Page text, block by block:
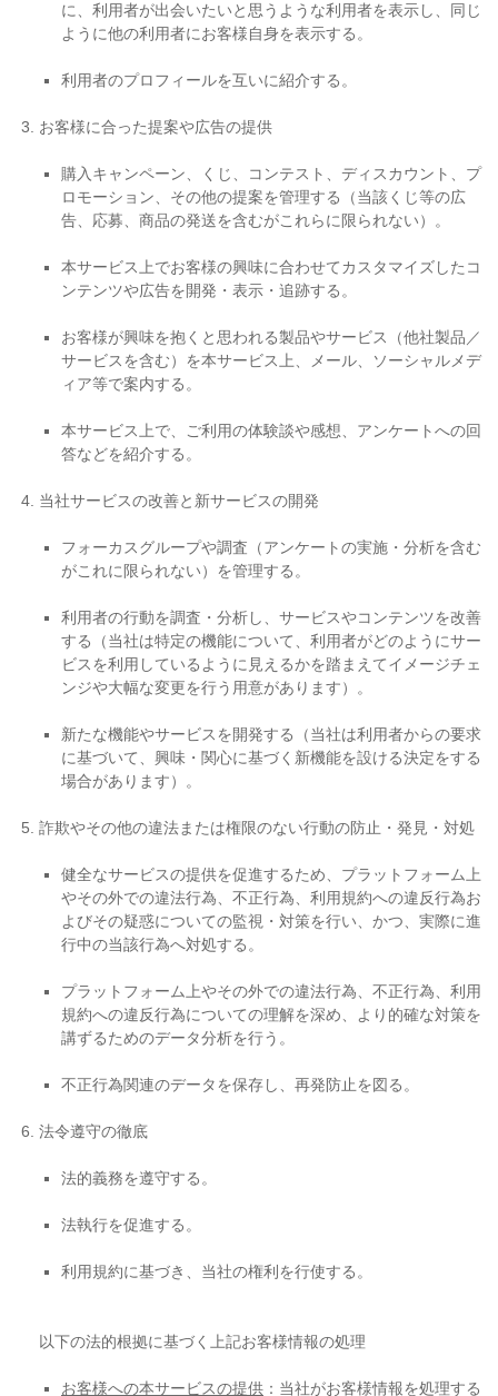
に、利用者が出会いたいと思うような利用者を表示し、同じ
ように他の利用者にお客様自身を表示する。
利用者のプロフィールを互いに紹介する。
お客様に合った提案や広告の提供
購入キャンペーン、くじ、コンテスト、ディスカウント、プ
ロモーション、その他の提案を管理する（当該くじ等の広
告、応募、商品の発送を含むがこれらに限られない）。
本サービス上でお客様の興味に合わせてカスタマイズしたコ
ンテンツや広告を開発・表示・追跡する。
お客様が興味を抱くと思われる製品やサービス（他社製品／
サービスを含む）を本サービス上、メール、ソーシャルメデ
ィア等で案内する。
本サービス上で、ご利用の体験談や感想、アンケートへの回
答などを紹介する。
当社サービスの改善と新サービスの開発
フォーカスグループや調査（アンケートの実施・分析を含む
がこれに限られない）を管理する。
利用者の行動を調査・分析し、サービスやコンテンツを改善
する（当社は特定の機能について、利用者がどのようにサー
ビスを利用しているように見えるかを踏まえてイメージチェ
ンジや大幅な変更を行う用意があります）。
新たな機能やサービスを開発する（当社は利用者からの要求
に基づいて、興味・関心に基づく新機能を設ける決定をする
場合があります）。
詐欺やその他の違法または権限のない行動の防止・発見・対処
健全なサービスの提供を促進するため、プラットフォーム上
やその外での違法行為、不正行為、利用規約への違反行為お
よびその疑惑についての監視・対策を行い、かつ、実際に進
行中の当該行為へ対処する。
プラットフォーム上やその外での違法行為、不正行為、利用
規約への違反行為についての理解を深め、より的確な対策を
講ずるためのデータ分析を行う。
不正行為関連のデータを保存し、再発防止を図る。
法令遵守の徹底
法的義務を遵守する。
法執行を促進する。
利用規約に基づき、当社の権利を行使する。
以下の法的根拠に基づく上記お客様情報の処理
お客様への本サービスの提供 ：当社がお客様情報を処理する